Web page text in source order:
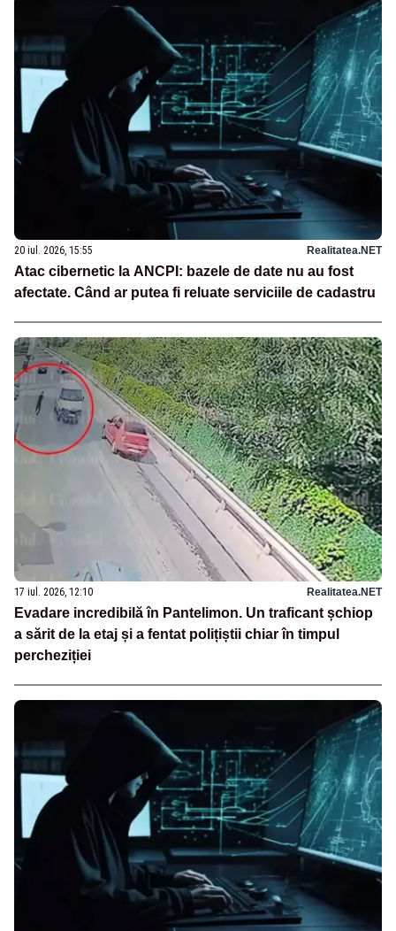
20 iul. 2026, 15:55 Realitatea.NET
Atac cibernetic la ANCPI: bazele de date nu au fost
afectate. Când ar putea fi reluate serviciile de cadastru
17 iul. 2026, 12:10 Realitatea.NET
Evadare incredibilă în Pantelimon. Un traficant șchiop
a sărit de la etaj și a fentat polițiștii chiar în timpul
percheziției